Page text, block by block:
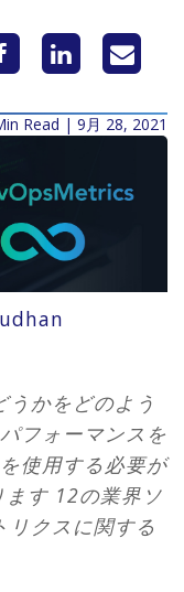
Read | 9月 28, 2021
うかをどのよう
フォーマンスを
使用する必要が
ます 12の業界ソ
リクスに関する